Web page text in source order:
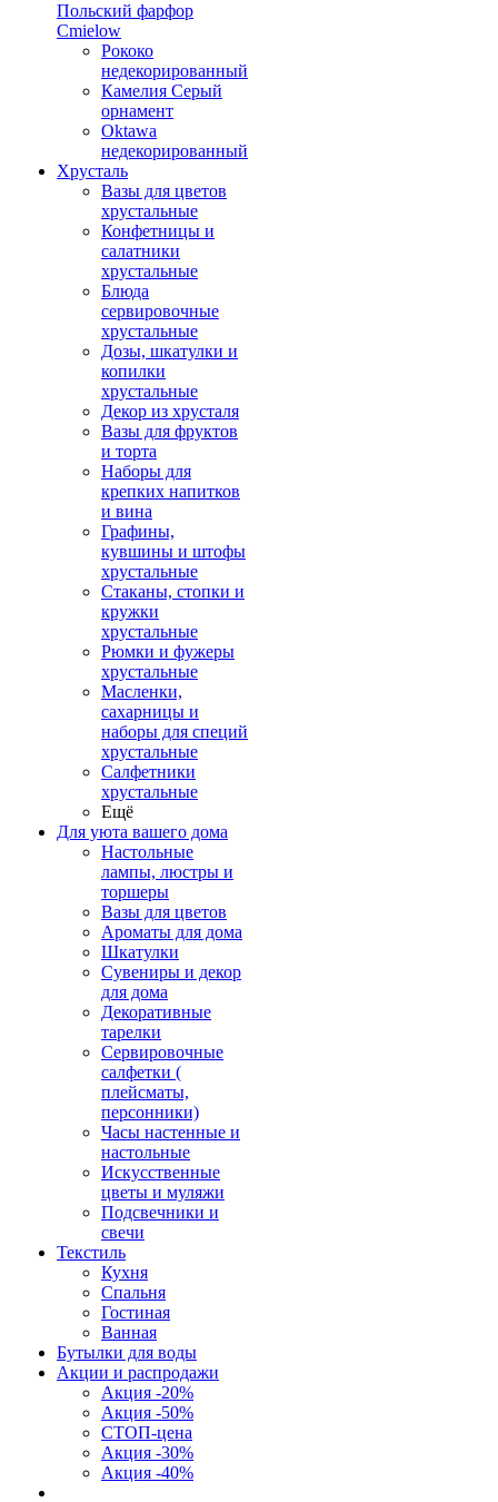
Польский фарфор
Сmielow
Рококо
недекорированный
Камелия Серый
орнамент
Oktawa
недекорированный
Хрусталь
Вазы для цветов
хрустальные
Конфетницы и
салатники
хрустальные
Блюда
сервировочные
хрустальные
Дозы, шкатулки и
копилки
хрустальные
Декор из хрусталя
Вазы для фруктов
и торта
Наборы для
крепких напитков
и вина
Графины,
кувшины и штофы
хрустальные
Стаканы, стопки и
кружки
хрустальные
Рюмки и фужеры
хрустальные
Масленки,
сахарницы и
наборы для специй
хрустальные
Салфетники
хрустальные
Ещё
Для уюта вашего дома
Настольные
лампы, люстры и
торшеры
Вазы для цветов
Ароматы для дома
Шкатулки
Сувениры и декор
для дома
Декоративные
тарелки
Сервировочные
салфетки (
плейсматы,
персонники)
Часы настенные и
настольные
Искусственные
цветы и муляжи
Подсвечники и
свечи
Текстиль
Кухня
Спальня
Гостиная
Ванная
Бутылки для воды
Акции и распродажи
Акция -20%
Акция -50%
СТОП-цена
Акция -30%
Акция -40%